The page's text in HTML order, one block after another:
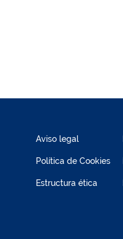
Aviso legal
Política de Cookies
Estructura ética